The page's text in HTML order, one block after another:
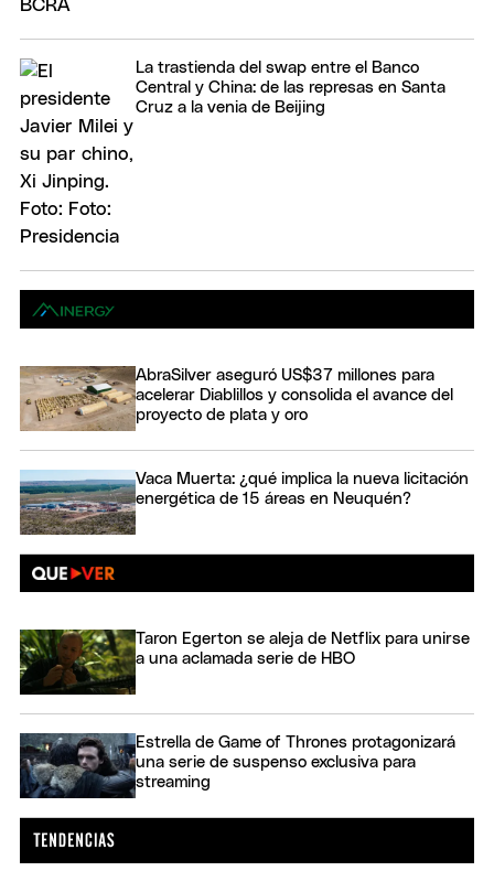
La trastienda del swap entre el Banco
Central y China: de las represas en Santa
Cruz a la venia de Beijing
AbraSilver aseguró US$37 millones para
acelerar Diablillos y consolida el avance del
proyecto de plata y oro
Vaca Muerta: ¿qué implica la nueva licitación
energética de 15 áreas en Neuquén?
Taron Egerton se aleja de Netflix para unirse
a una aclamada serie de HBO
Estrella de Game of Thrones protagonizará
una serie de suspenso exclusiva para
streaming